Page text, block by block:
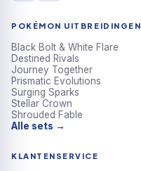
POKÉMON UITBREIDINGEN
Black Bolt & White Flare
Destined Rivals
Journey Together
Prismatic Evolutions
Surging Sparks
Stellar Crown
Shrouded Fable
Alle sets →
KLANTENSERVICE